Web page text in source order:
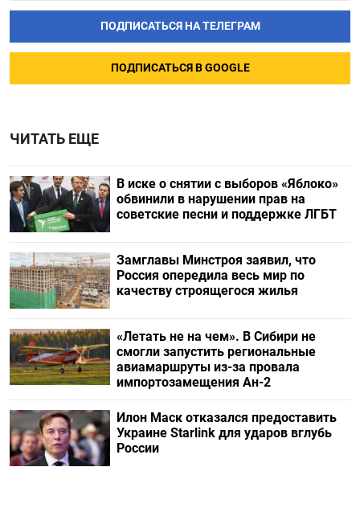
ПОДПИСАТЬСЯ НА ТЕЛЕГРАМ
ПОДПИСАТЬСЯ В GOOGLE
ЧИТАТЬ ЕЩЕ
В иске о снятии с выборов «Яблоко»
обвинили в нарушении прав на
советские песни и поддержке ЛГБТ
Замглавы Минстроя заявил, что
Россия опередила весь мир по
качеству строящегося жилья
«Летать не на чем». В Сибири не
смогли запустить региональные
авиамаршруты из-за провала
импортозамещения Ан-2
Илон Маск отказался предоставить
Украине Starlink для ударов вглубь
России